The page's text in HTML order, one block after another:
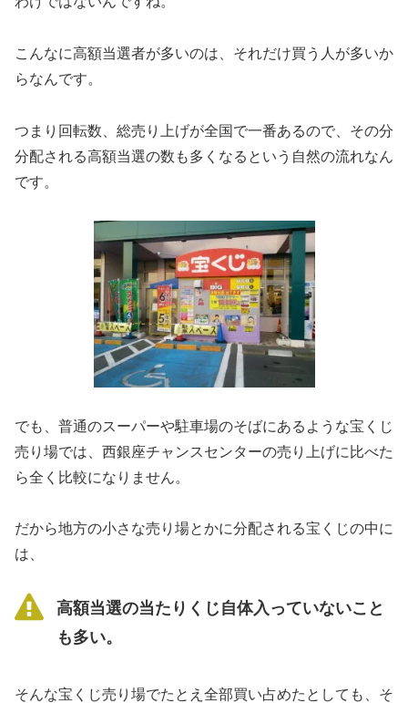
こんなに高額当選者が多いのは、それだけ買う人が多いか
らなんです。
つまり回転数、総売り上げが全国で一番あるので、その分
分配される高額当選の数も多くなるという自然の流れなん
です。
でも、普通のスーパーや駐車場のそばにあるような宝くじ
売り場では、西銀座チャンスセンターの売り上げに比べた
ら全く比較になりません。
だから地方の小さな売り場とかに分配される宝くじの中に
は、
高額当選の当たりくじ自体入っていないこと
も多い。
そんな宝くじ売り場でたとえ全部買い占めたとしても、そ